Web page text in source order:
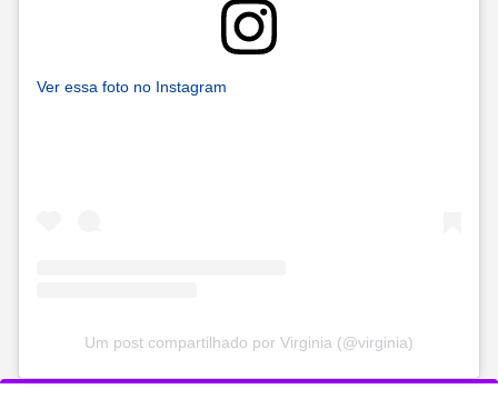
Ver essa foto no Instagram
Um post compartilhado por Virginia (@virginia)